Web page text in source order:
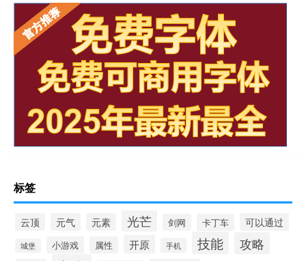
标签
云顶 元气 元素 光芒 剑网 卡丁车 可以通过
城堡 小游戏 属性 开原 手机 技能 攻略